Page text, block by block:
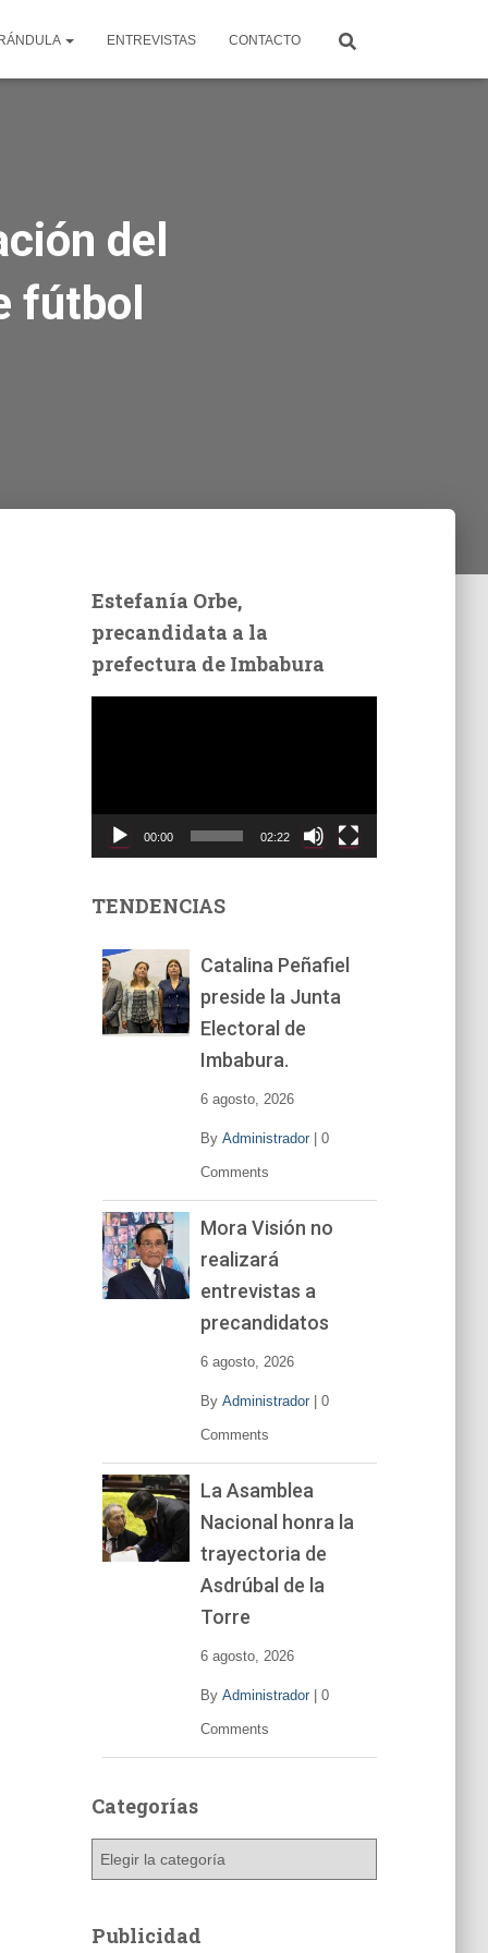
ENTREVISTAS CONTACTO
del
fútbol
Estefanía Orbe,
precandidata a la
prefectura de Imbabura
t
00:00 02:22
TENDENCIAS
Catalina Peñafiel
preside la Junta
Electoral de
Imbabura.
6 agosto, 2026
By Administrador| 0
Comments
Mora Visión no
realizará
entrevistas a
precandidatos
6 agosto, 2026
By Administrador| 0
Comments
La Asamblea
Nacional honra la
trayectoria de
Asdrúbal de la
Torre
6 agosto, 2026
By Administrador| 0
Comments
Categorías
g
Publicidad